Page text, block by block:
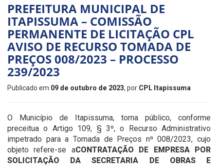
PREFEITURA MUNICIPAL DE
ITAPISSUMA – COMISSÃO
PERMANENTE DE LICITAÇÃO CPL
AVISO DE RECURSO TOMADA DE
PREÇOS 008/2023 – PROCESSO
239/2023
Publicado em 09 de outubro de 2023, por CPL Itapissuma
O Município de Itapissuma, torna público, conforme
preceitua o Artigo 109, § 3º, o Recurso Administrativo
impetrado para a Tomada de Preços nº 008/2023, cujo
objeto refere-se aCONTRATAÇÃO DE EMPRESA POR
SOLICITAÇÃO DA SECRETARIA DE OBRAS E